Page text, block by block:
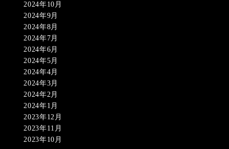
2024年10月
2024年9月
2024年8月
2024年7月
2024年6月
2024年5月
2024年4月
2024年3月
2024年2月
2024年1月
2023年12月
2023年11月
2023年10月